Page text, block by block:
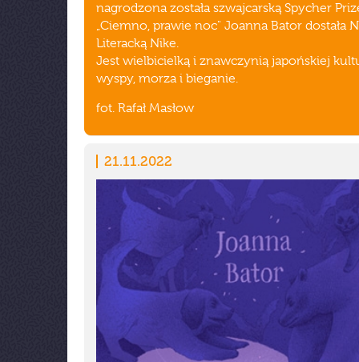
nagrodzona została szwajcarską Spycher
„Ciemno, prawie noc" Joanna Bator dostała
Literacką Nike.
Jest wielbicielką i znawczynią japońskiej
wyspy, morza i bieganie.
fot. Rafał Masłow
21.11.2022